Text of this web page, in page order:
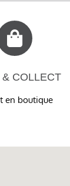
& COLLECT
en boutique